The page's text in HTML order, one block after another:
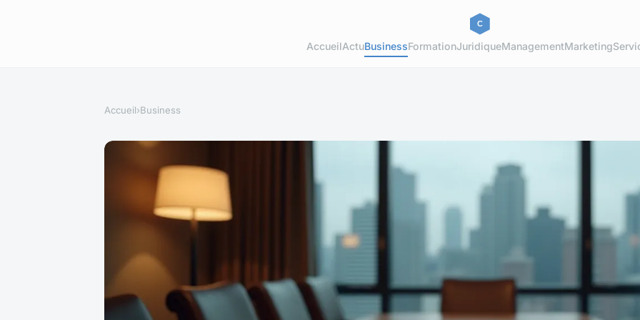
AccueilActuBusinessFormationJuridiqueManagementMarketing
Accueil›Business